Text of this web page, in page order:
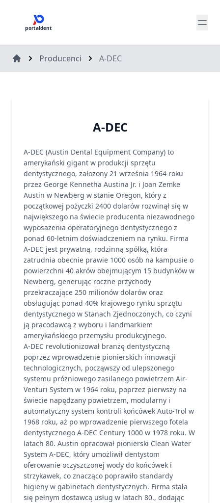
portaldent
Producenci A-DEC
A-DEC
A-DEC (Austin Dental Equipment Company) to
amerykański gigant w produkcji sprzętu
dentystycznego, założony 21 września 1964 roku
przez George Kennetha Austina Jr. i Joan Zemke
Austin w Newberg w stanie Oregon, który z
początkowej pożyczki 2400 dolarów rozwinął się w
największego na świecie producenta niezawodnego
wyposażenia operatoryjnego dentystycznego z
ponad 60-letnim doświadczeniem na rynku. Firma
A-DEC jest prywatną, rodzinną spółką, która
zatrudnia obecnie prawie 1000 osób na kampusie o
powierzchni 40 akrów obejmującym 15 budynków w
Newberg, generując roczne przychody
przekraczające 250 milionów dolarów oraz
obsługując ponad 40% krajowego rynku sprzętu
dentystycznego w Stanach Zjednoczonych, co czyni
ją pracodawcą z wyboru i landmarkiem
amerykańskiego przemysłu produkcyjnego.
A-DEC revolutionizował branżę dentystyczną
poprzez wprowadzenie pionierskich innowacji
technologicznych, począwszy od ulepszonego
systemu próżniowego zasilanego powietrzem Air-
Venturi System w 1964 roku, poprzez pierwszy na
świecie napędzany powietrzem, modularny i
automatyczny system kontroli końcówek Auto-Trol w
1968 roku, aż po wprowadzenie pierwszego fotela
dentystycznego A-DEC Century 1000 w 1978 roku. W
latach 80. Austin opracował pionierski Clean Water
System A-DEC, który umożliwił dentystom
oferowanie oczyszczonej wody do końcówek i
strzykawek, co znacząco poprawiło standardy
higieny w gabinetach dentystycznych. Firma stała
się pełnym dostawcą usług w latach 80., dodając